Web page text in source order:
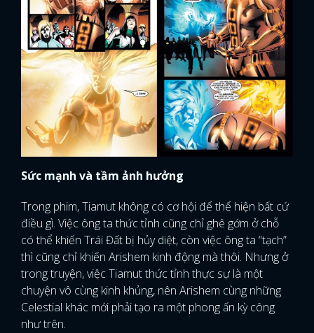
Sức mạnh và tầm ảnh hưởng
Trong phim, Tiamut không có cơ hội để thể hiện bất cứ
điều gì. Việc ông ta thức tỉnh cũng chỉ ghê gớm ở chỗ
có thể khiến Trái Đất bị hủy diệt, còn việc ông ta “tạch”
thì cũng chỉ khiến Arishem kinh động mà thôi. Nhưng ở
trong truyện, việc Tiamut thức tỉnh thực sự là một
chuyện vô cùng kinh khủng, nên Arishem cùng những
Celestial khác mới phải tạo ra một phong ấn kỳ công
như trên.